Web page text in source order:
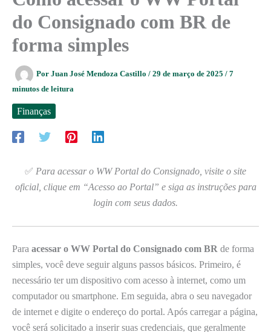
do Consignado com BR de
forma simples
Por Juan José Mendoza Castillo / 29 de março de 2025 / 7
minutos de leitura
Finanças
✅ Para acessar o WW Portal do Consignado, visite o site
oficial, clique em “Acesso ao Portal” e siga as instruções para
login com seus dados.
Para acessar o WW Portal do Consignado com BR de forma
simples, você deve seguir alguns passos básicos. Primeiro, é
necessário ter um dispositivo com acesso à internet, como um
computador ou smartphone. Em seguida, abra o seu navegador
de internet e digite o endereço do portal. Após carregar a página,
você será solicitado a inserir suas credenciais, que geralmente